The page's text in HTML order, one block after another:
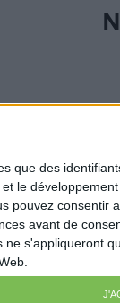
que des
le développement
pouvez consentir
avant de
s'appliqueront